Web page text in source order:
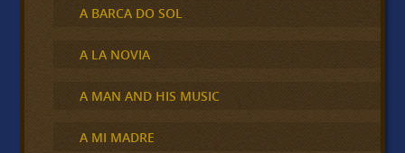
A BARCA DO SOL
A LA NOVIA
A MAN AND HIS MUSIC
A MI MADRE